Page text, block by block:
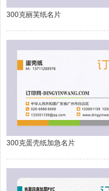
300克丽芙纸名片
300克蛋壳纸加急名片